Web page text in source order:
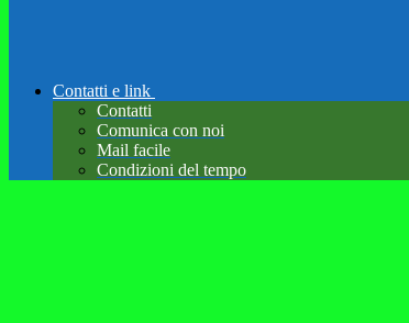
Contatti e link
Contatti
Comunica con noi
Mail facile
Condizioni del tempo